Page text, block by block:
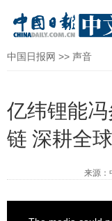
中国日报网 >> 声音
亿纬锂能
链 深耕全
来源